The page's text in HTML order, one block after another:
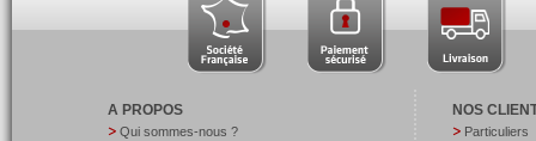
A PROPOS
Qui sommes-nous ?
NOS
Particuliers